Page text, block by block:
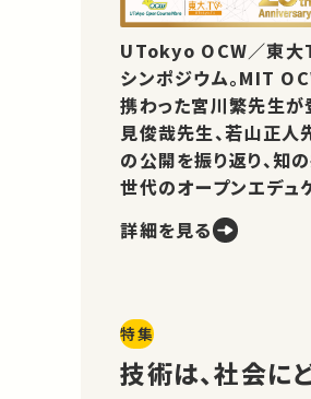
UTokyo OCW／東大
シンポジウム。MIT
携わった宮川繁先生が
見俊哉先生、若山正人
の公開を振り返り、知
世代のオープンエデュ
詳細を見る
特集
技術は、社会に